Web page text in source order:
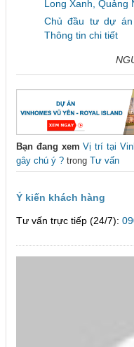
Long Xanh, Quảng
Chủ đầu tư dự
Thông tin chi tiết
Bạn đang xem Vị trí tại
gây chú ý ? trong Tư vấn
Ý kiến khách hàng
Tư vấn trực tiếp (24/7):